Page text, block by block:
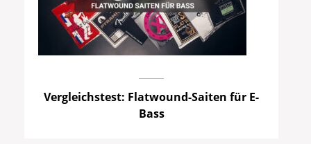
Vergleichstest: Flatwound-Saiten für E-
Bass